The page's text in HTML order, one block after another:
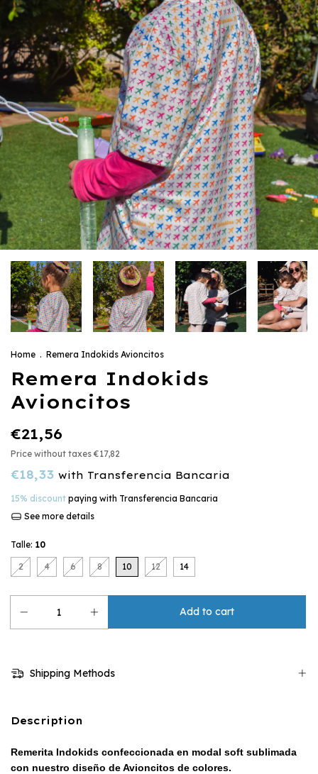
Home . Remera Indokids Avioncitos
Remera Indokids
Avioncitos
€21,56
Price without taxes €17,82
€18,33 with Transferencia Bancaria
15% discount paying with Transferencia Bancaria
See more details
Talle: 10
2 4 6 8 10 12 14
Shipping Methods
Description
Remerita Indokids confeccionada en modal soft sublimada
con nuestro diseño de Avioncitos de colores.